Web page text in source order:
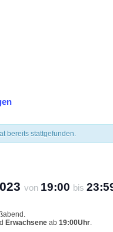
bereits stattgefunden.
von 19:00 bis
Erwachsene ab 19:00Uhr.